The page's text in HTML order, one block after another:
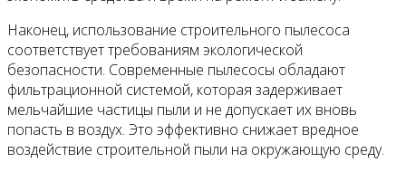
Наконец, использование строительного пылесоса
соответствует требованиям экологической
безопасности. Современные пылесосы обладают
фильтрационной системой, которая задерживает
мельчайшие частицы пыли и не допускает их вновь
попасть в воздух. Это эффективно снижает вредное
воздействие строительной пыли на окружающую среду.